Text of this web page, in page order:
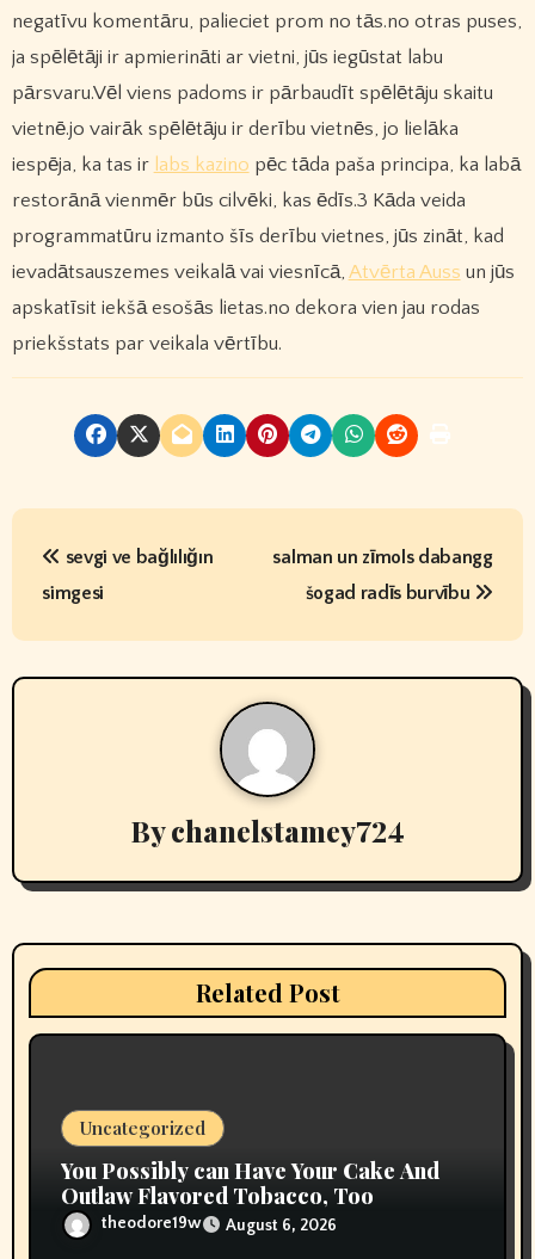
negatīvu komentāru, palieciet prom no tās.no otras puses,
ja spēlētāji ir apmierināti ar vietni, jūs iegūstat labu
pārsvaru.Vēl viens padoms ir pārbaudīt spēlētāju skaitu
vietnē.jo vairāk spēlētāju ir derību vietnēs, jo lielāka
iespēja, ka tas ir labs kazino pēc tāda paša principa, ka labā
restorānā vienmēr būs cilvēki, kas ēdīs.3 Kāda veida
programmatūru izmanto šīs derību vietnes, jūs zināt, kad
ievadātsauszemes veikalā vai viesnīcā, Atvērta Auss un jūs
apskatīsit iekšā esošās lietas.no dekora vien jau rodas
priekšstats par veikala vērtību.
P
s
t
i
a
sevgi ve bağlılığın
simgesi
salman un zīmols dabangg
šogad radīs burvību
Bychanelstamey724
Related Post
Uncategorized
You Possibly can Have Your Cake And
Outlaw Flavored Tobacco, Too
theodore19w August 6, 2026